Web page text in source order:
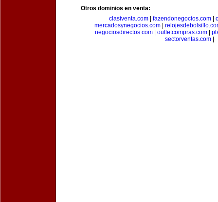
Otros dominios en venta:
clasiventa.com| fazendonegocios.com|
mercadosynegocios.com
negociosdirectos.com
outletcompras.com
sectorventas.com|